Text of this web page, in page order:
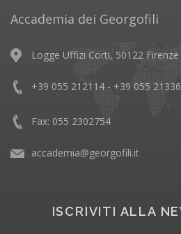
Accademia dei Georgofili
Logge Uffizi Corti, 50122 Firenze
+39 055 212114 - +39 055
Fax: 055 2302754
accademia@georgofili.it
ISCRIVITI ALLA